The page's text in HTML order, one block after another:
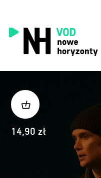
14,90 zł